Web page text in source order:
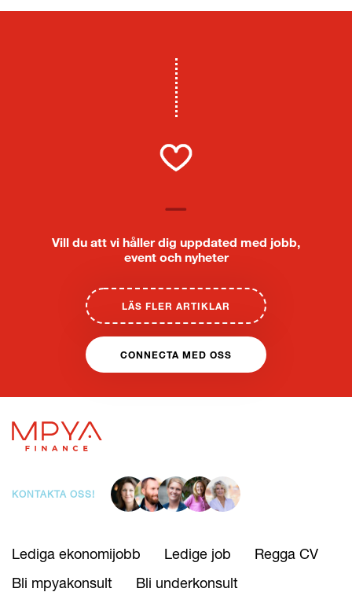
Vill du att vi håller dig uppdated med jobb,
event och nyheter
LÄS FLER ARTIKLAR
CONNECTA MED OSS
Lediga ekonomijobb Ledige job
Regga CV
Bli mpyakonsult
Bli underkonsult
KONTAKTA OSS!